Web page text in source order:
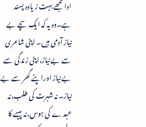
ادا مجھے بہت زیادہ پسند
ہے۔وہ یہ کہ ایک سچے بے
نیاز آدمی ہیں۔ اپنی شاعری
سے بے نیاز،اپنی زندگی سے
بے نیاز اوراپنے گھر سے بے
نیاز۔ نہ شہرت کی طلب،نہ
عہدے کی ہوس،نہ پیسے کا